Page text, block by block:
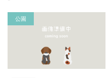
公園